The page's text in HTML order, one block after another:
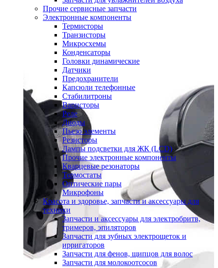
Прочие сервисные запчасти
Электронные компоненты
Термисторы
Транзисторы
Микросхемы
Конденсаторы
Головки динамические
Датчики
Предохранители
Капсюли телефонные
Стабилитроны
Варисторы
Реле
Диоды
Пьезо элементы
Резисторы
Лампы подсветки для ЖК (LCD)
Прочие электронные компоненты
Кварцевые резонаторы
Термостаты
Оптические пары
Микрофоны
Красота и здоровье, запчасти и аксессуары для
техники
Запчасти и аксессуары для электробритв,
тримеров, эпиляторов
Запчасти для зубных электрощеток и
ирригаторов
Запчасти для фенов, щипцов для волос
Запчасти для молокоотсосов